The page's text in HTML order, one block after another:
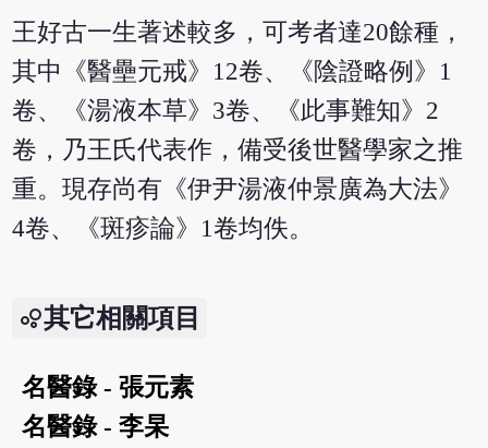
王好古一生著述較多，可考者達20餘種，
其中《醫壘元戒》12卷、《陰證略例》1
卷、《湯液本草》3卷、《此事難知》2
卷，乃王氏代表作，備受後世醫學家之推
重。現存尚有《伊尹湯液仲景廣為大法》
4卷、《斑疹論》1卷均佚。
其它相關項目
名醫錄 - 張元素
名醫錄 - 李杲